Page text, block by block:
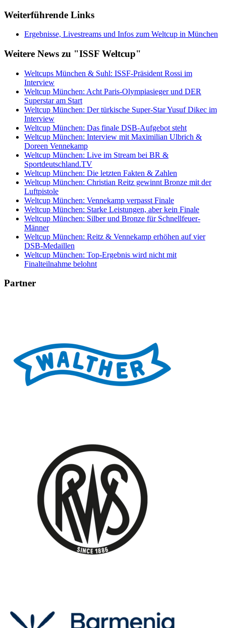
Weiterführende Links
Ergebnisse, Livestreams und Infos zum Weltcup in München
Weitere News zu "ISSF Weltcup"
Weltcups München & Suhl: ISSF-Präsident Rossi im
Interview
Weltcup München: Acht Paris-Olympiasieger und DER
Superstar am Start
Weltcup München: Der türkische Super-Star Yusuf Dikec im
Interview
Weltcup München: Das finale DSB-Aufgebot steht
Weltcup München: Interview mit Maximilian Ulbrich &
Doreen Vennekamp
Weltcup München: Live im Stream bei BR &
Sportdeutschland.TV
Weltcup München: Die letzten Fakten & Zahlen
Weltcup München: Christian Reitz gewinnt Bronze mit der
Luftpistole
Weltcup München: Vennekamp verpasst Finale
Weltcup München: Starke Leistungen, aber kein Finale
Weltcup München: Silber und Bronze für Schnellfeuer-
Männer
Weltcup München: Reitz & Vennekamp erhöhen auf vier
DSB-Medaillen
Weltcup München: Top-Ergebnis wird nicht mit
Finalteilnahme belohnt
Partner